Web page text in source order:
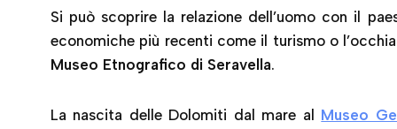
Si può scoprire la relazione dell’uomo con il
economiche più recenti come il turismo o
Museo Etnografico di Seravella.
La nascita delle Dolomiti dal mare al Museo